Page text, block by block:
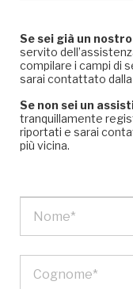
Se sei già un
servito
compilare i campi di
sarai contattato
Se non sei un
tranquillamente
riportati e sarai
più vicina.